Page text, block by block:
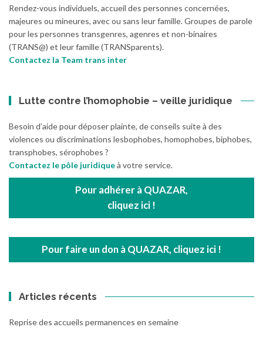
Rendez-vous individuels, accueil des personnes concernées,
majeures ou mineures, avec ou sans leur famille. Groupes de parole
pour les personnes transgenres, agenres et non-binaires
(TRANS@) et leur famille (TRANSparents).
Contactez la Team trans inter
Lutte contre l’homophobie – veille juridique
Besoin d’aide pour déposer plainte, de conseils suite à des
violences ou discriminations lesbophobes, homophobes, biphobes,
transphobes, sérophobes ?
Contactez le pôle juridiqueà votre service.
Pour adhérer à QUAZAR,
cliquez ici !
Pour faire un don à QUAZAR, cliquez ici !
Articles récents
Reprise des accueils permanences en semaine